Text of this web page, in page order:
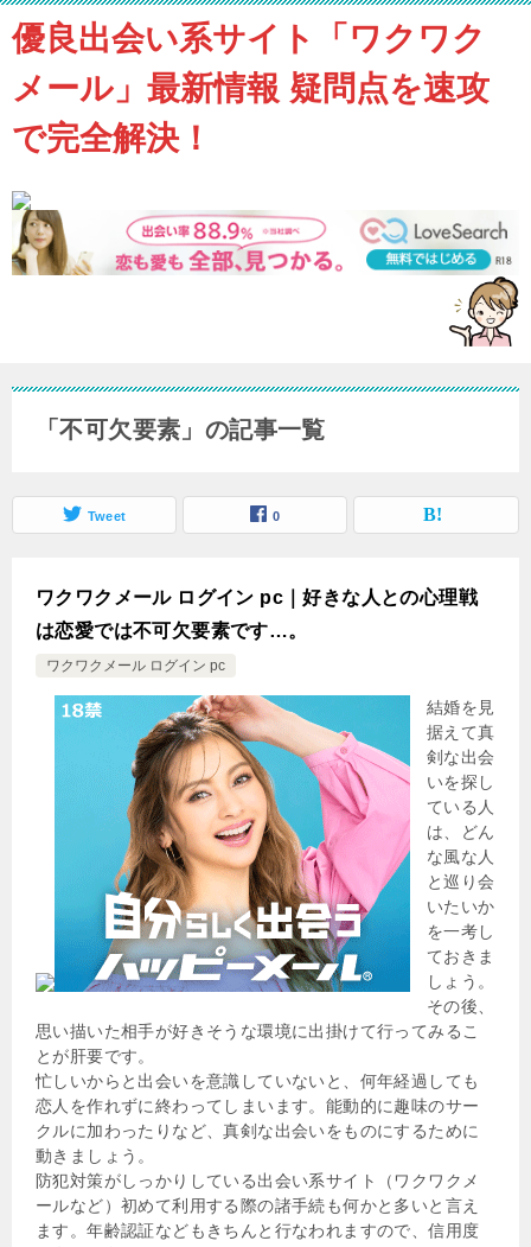
優良出会い系サイト「ワクワク
メール」最新情報 疑問点を速攻
で完全解決！
「不可欠要素」の記事一覧
Tweet 0
ワクワクメール ログイン pc｜好きな人との心理戦
は恋愛では不可欠要素です…。
ワクワクメール ログイン pc
結婚を見
据えて真
剣な出会
いを探し
ている人
は、どん
な風な人
と巡り会
いたいか
を一考し
ておきま
しょう。
その後、
思い描いた相手が好きそうな環境に出掛けて行ってみるこ
とが肝要です。
忙しいからと出会いを意識していないと、何年経過しても
恋人を作れずに終わってしまいます。能動的に趣味のサー
クルに加わったりなど、真剣な出会いをものにするために
動きましょう。
防犯対策がしっかりしている出会い系サイト（ワクワクメ
ールなど）初めて利用する際の諸手続も何かと多いと言え
ます。年齢認証などもきちんと行なわれますので、信用度